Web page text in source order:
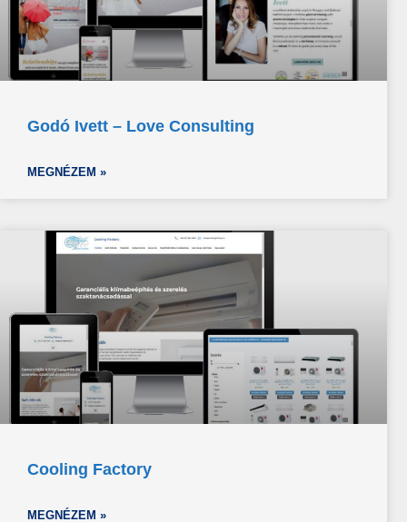
Godó Ivett – Love Consulting
MEGNÉZEM »
Cooling Factory
MEGNÉZEM »